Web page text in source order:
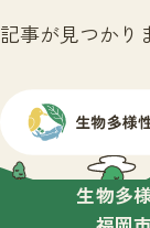
記事が見つかり
生物多